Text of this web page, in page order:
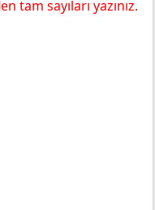
tam sayıları yazınız.